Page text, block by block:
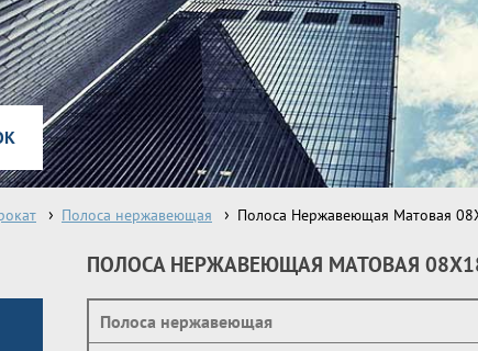
Полоса нержавеющая Полоса Нержавеющая Матовая
ПОЛОСА НЕРЖАВЕЮЩАЯ МАТОВАЯ
Полоса нержавеющая